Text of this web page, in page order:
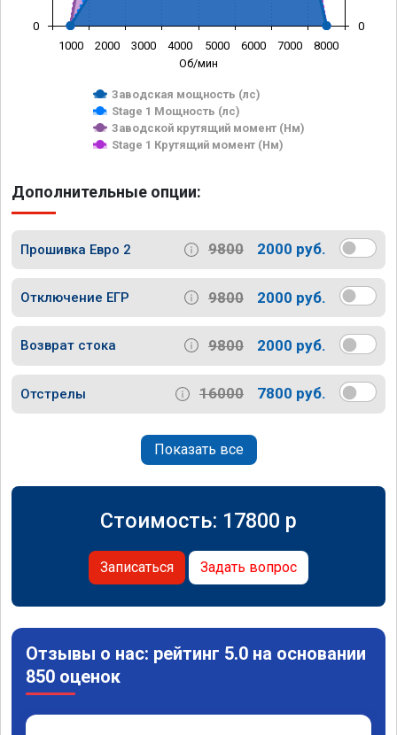
Об/мин
Заводская мощность (лс)
Stage 1 Мощность (лс)
Заводской крутящий момент (Нм)
Stage 1 Крутящий момент (Нм)
1000 2000 3000 4000 5000 6000 7000 8000
0 0
Дополнительные опции:
Прошивка Евро 2 9800 2000 руб.
Отключение ЕГР 9800 2000 руб.
Возврат стока 9800 2000 руб.
Отстрелы 16000 7800 руб.
Показать все
Стоимость: 17800 p
Записаться Задать вопрос
Отзывы о нас: рейтинг 5.0 на основании
850 оценок